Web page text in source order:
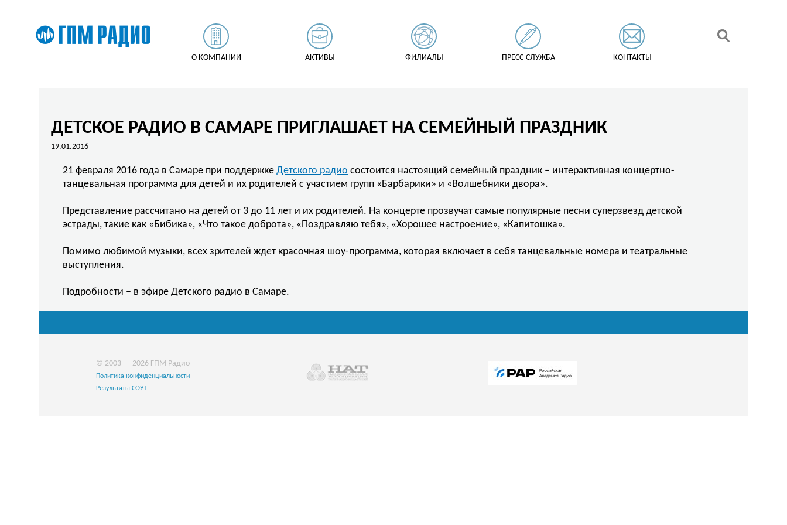
О КОМПАНИИ АКТИВЫ ФИЛИАЛЫ ПРЕСС-СЛУЖБА КОНТАКТЫ
ДЕТСКОЕ РАДИО В САМАРЕ ПРИГЛАШАЕТ НА СЕМЕЙНЫЙ ПРАЗДНИК
19.01.2016
21 февраля 2016 года в Самаре при поддержкеДетского радио состоится настоящий семейный праздник – интерактивная концертно-
танцевальная программа для детей и их родителей с участием групп «Барбарики» и «Волшебники двора».
Представление рассчитано на детей от 3 до 11 лет и их родителей. На концерте прозвучат самые популярные песни суперзвезд детской
эстрады, такие как «Бибика», «Что такое доброта», «Поздравляю тебя», «Хорошее настроение», «Капитошка».
Помимо любимой музыки, всех зрителей ждет красочная шоу-программа, которая включает в себя танцевальные номера и театральные
выступления.
Подробности – в эфире Детского радио в Самаре.
© 2003 — 2026 ГПМ Радио
Политика конфиденциальности
Результаты СОУТ